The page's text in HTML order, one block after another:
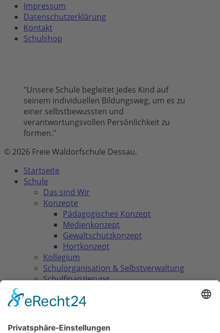
Impressum
Datenschutzerklärung
Kontakt
Schulshop
"Unsere Schule begleitet jedes Kind auf
seinem individuellen Bildungsweg, um es zu
einer selbstbewussten und
verantwortungsvollen Persönlichkeit zu
formen."
© 2026 Freie Waldorfschule Dessau.
Close
Menu
Startseite
Schule
Das sind Wir
Konzepte
Pädagogisches Konzept
Medienkonzept
Gewaltschutzkonzept
Hortkonzept
Kollegium
Schulorganisation & Selbstverwaltung
Schulfinanzierung
Waldorfpädagogik
Klassenstufen